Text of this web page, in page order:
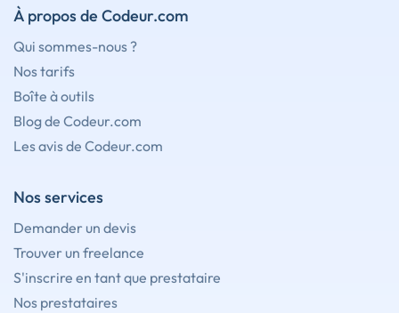
À propos de Codeur.com
Qui sommes-nous ?
Nos tarifs
Boîte à outils
Blog de Codeur.com
Les avis de Codeur.com
Nos services
Demander un devis
Trouver un freelance
S'inscrire en tant que prestataire
Nos prestataires